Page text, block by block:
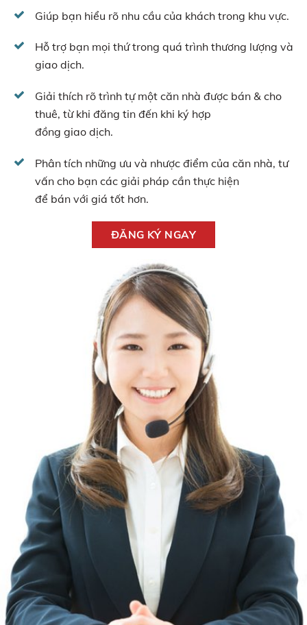
Giúp bạn hiểu rõ nhu cầu của khách trong khu vực.
Hỗ trợ bạn mọi thứ trong quá trình thương lượng và
giao dịch.
Giải thích rõ trình tự một căn nhà được bán & cho
thuê, từ khi đăng tin đến khi ký hợp
đồng giao dịch.
Phân tích những ưu và nhược điểm của căn nhà, tư
vấn cho bạn các giải pháp cần thực hiện
để bán với giá tốt hơn.
ĐĂNG KÝ NGAY